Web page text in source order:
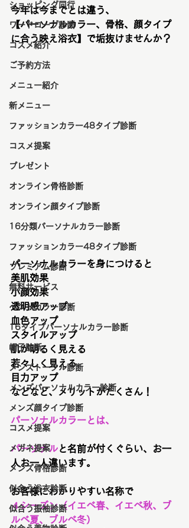
ショッピング同行
ワードローブ診断
コスメ紹介
ご予約方法
メニュー紹介
新メニュー
ファッションカラー48タイプ診断
コスメ提案
プレゼント
オンライン骨格診断
オンライン顔タイプ診断
16分類パーソナルカラー診断
ファッションカラー48タイプ診断
プレミアム診断
無料サービス
ベストカラー診断
16タイプパーソナルカラー診断
帽子診断
メンズトータル診断
メンズパーソナルカラー診断
メンズ顔タイプ診断
コスメ提案
メガネ提案
メンズ骨格診断
似合う浴衣診断
似合う振袖診断
今年は今までとは違う、
【パーソナルカラー、骨格、顔タイプ
に合う映え浴衣】で垢抜けませんか？
パーソナルカラーを身につけると
美肌効果
小顔効果
透明感アップ
血色アップ
スタイルアップ
肌が明るく見える
若々しく見える
目力アップ
などなど、メリットがたくさん！
パーソナルカラーとは、
パーソナルと名前が付くぐらい、お一
人お一人違います。
お客様にわかりやすい名称で
４シーズン（イエベ春、イエベ秋、ブ
ルベ夏、ブルベ冬）